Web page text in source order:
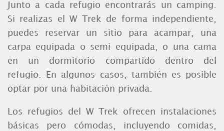
Junto a cada refugio encontrarás un camping.
Si realizas el W Trek de forma independiente,
puedes reservar un sitio para acampar, una
carpa equipada o semi equipada, o una cama
en un dormitorio compartido dentro del
refugio. En algunos casos, también es posible
optar por una habitación privada.
Los refugios del W Trek ofrecen instalaciones
básicas pero cómodas, incluyendo comidas,